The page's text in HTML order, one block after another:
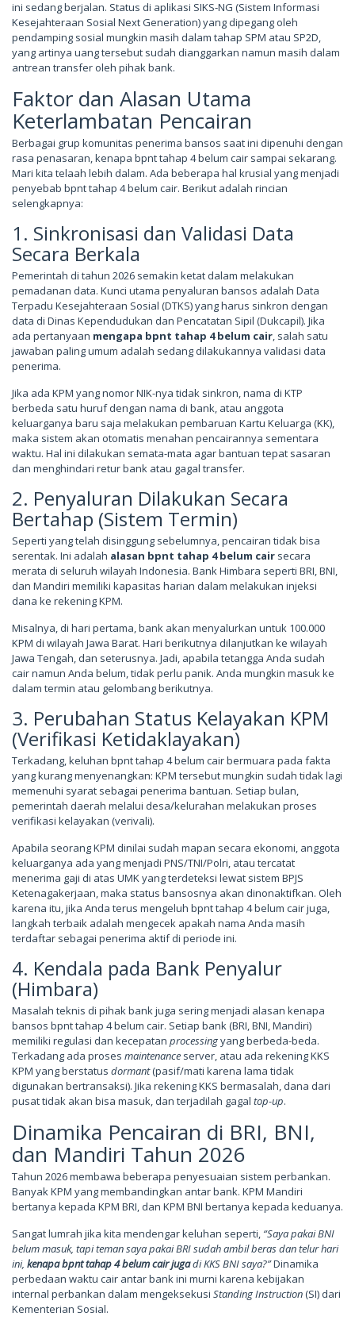
ini sedang berjalan. Status di aplikasi SIKS-NG (Sistem Informasi
Kesejahteraan Sosial Next Generation) yang dipegang oleh
pendamping sosial mungkin masih dalam tahap SPM atau SP2D,
yang artinya uang tersebut sudah dianggarkan namun masih dalam
antrean transfer oleh pihak bank.
Faktor dan Alasan Utama
Keterlambatan Pencairan
Berbagai grup komunitas penerima bansos saat ini dipenuhi dengan
rasa penasaran, kenapa bpnt tahap 4 belum cair sampai sekarang.
Mari kita telaah lebih dalam. Ada beberapa hal krusial yang menjadi
penyebab bpnt tahap 4 belum cair. Berikut adalah rincian
selengkapnya:
1. Sinkronisasi dan Validasi Data
Secara Berkala
Pemerintah di tahun 2026 semakin ketat dalam melakukan
pemadanan data. Kunci utama penyaluran bansos adalah Data
Terpadu Kesejahteraan Sosial (DTKS) yang harus sinkron dengan
data di Dinas Kependudukan dan Pencatatan Sipil (Dukcapil). Jika
ada pertanyaan mengapa bpnt tahap 4 belum cair, salah satu
jawaban paling umum adalah sedang dilakukannya validasi data
penerima.
Jika ada KPM yang nomor NIK-nya tidak sinkron, nama di KTP
berbeda satu huruf dengan nama di bank, atau anggota
keluarganya baru saja melakukan pembaruan Kartu Keluarga (KK),
maka sistem akan otomatis menahan pencairannya sementara
waktu. Hal ini dilakukan semata-mata agar bantuan tepat sasaran
dan menghindari retur bank atau gagal transfer.
2. Penyaluran Dilakukan Secara
Bertahap (Sistem Termin)
Seperti yang telah disinggung sebelumnya, pencairan tidak bisa
serentak. Ini adalah alasan bpnt tahap 4 belum cair secara
merata di seluruh wilayah Indonesia. Bank Himbara seperti BRI, BNI,
dan Mandiri memiliki kapasitas harian dalam melakukan injeksi
dana ke rekening KPM.
Misalnya, di hari pertama, bank akan menyalurkan untuk 100.000
KPM di wilayah Jawa Barat. Hari berikutnya dilanjutkan ke wilayah
Jawa Tengah, dan seterusnya. Jadi, apabila tetangga Anda sudah
cair namun Anda belum, tidak perlu panik. Anda mungkin masuk ke
dalam termin atau gelombang berikutnya.
3. Perubahan Status Kelayakan KPM
(Verifikasi Ketidaklayakan)
Terkadang, keluhan bpnt tahap 4 belum cair bermuara pada fakta
yang kurang menyenangkan: KPM tersebut mungkin sudah tidak lagi
memenuhi syarat sebagai penerima bantuan. Setiap bulan,
pemerintah daerah melalui desa/kelurahan melakukan proses
verifikasi kelayakan (verivali).
Apabila seorang KPM dinilai sudah mapan secara ekonomi, anggota
keluarganya ada yang menjadi PNS/TNI/Polri, atau tercatat
menerima gaji di atas UMK yang terdeteksi lewat sistem BPJS
Ketenagakerjaan, maka status bansosnya akan dinonaktifkan. Oleh
karena itu, jika Anda terus mengeluh bpnt tahap 4 belum cair juga,
langkah terbaik adalah mengecek apakah nama Anda masih
terdaftar sebagai penerima aktif di periode ini.
4. Kendala pada Bank Penyalur
(Himbara)
Masalah teknis di pihak bank juga sering menjadi alasan kenapa
bansos bpnt tahap 4 belum cair. Setiap bank (BRI, BNI, Mandiri)
memiliki regulasi dan kecepatan processingyang berbeda-beda.
Terkadang ada proses maintenance server, atau ada rekening KKS
KPM yang berstatus dormant(pasif/mati karena lama tidak
digunakan bertransaksi). Jika rekening KKS bermasalah, dana dari
pusat tidak akan bisa masuk, dan terjadilah gagal top-up.
Dinamika Pencairan di BRI, BNI,
dan Mandiri Tahun 2026
Tahun 2026 membawa beberapa penyesuaian sistem perbankan.
Banyak KPM yang membandingkan antar bank. KPM Mandiri
bertanya kepada KPM BRI, dan KPM BNI bertanya kepada keduanya.
Sangat lumrah jika kita mendengar keluhan seperti, “Saya pakai BNI
belum masuk, tapi teman saya pakai BRI sudah ambil beras dan telur hari
ini, kenapa bpnt tahap 4 belum cair jugadi KKS BNI saya?”Dinamika
perbedaan waktu cair antar bank ini murni karena kebijakan
internal perbankan dalam mengeksekusi Standing Instruction(SI) dari
Kementerian Sosial.